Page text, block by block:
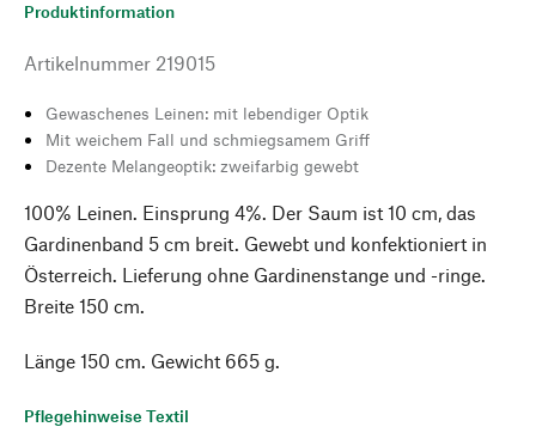
Produktinformation
Artikelnummer 219015
Gewaschenes Leinen: mit lebendiger Optik
Mit weichem Fall und schmiegsamem Griff
Dezente Melangeoptik: zweifarbig gewebt
100% Leinen. Einsprung 4%. Der Saum ist 10 cm, das
Gardinenband 5 cm breit. Gewebt und konfektioniert in
Österreich. Lieferung ohne Gardinenstange und -ringe.
Breite 150 cm.
Länge 150 cm. Gewicht 665 g.
Pflegehinweise Textil